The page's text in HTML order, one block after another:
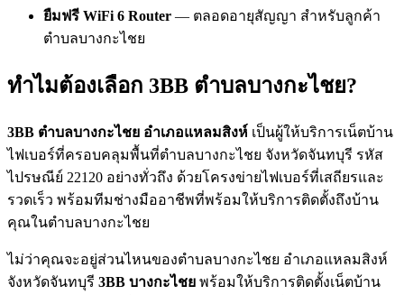
ยืมฟรี WiFi 6 Router — ตลอดอายุสัญญา สำหรับลูกค้า
ตำบลบางกะไชย
ทำไมต้องเลือก 3BB ตำบลบางกะไชย?
3BB ตำบลบางกะไชย อำเภอแหลมสิงห์ เป็นผู้ให้บริการเน็ตบ้าน
ไฟเบอร์ที่ครอบคลุมพื้นที่ตำบลบางกะไชย จังหวัดจันทบุรี รหัส
ไปรษณีย์ 22120 อย่างทั่วถึง ด้วยโครงข่ายไฟเบอร์ที่เสถียรและ
รวดเร็ว พร้อมทีมช่างมืออาชีพที่พร้อมให้บริการติดตั้งถึงบ้าน
คุณในตำบลบางกะไชย
ไม่ว่าคุณจะอยู่ส่วนไหนของตำบลบางกะไชย อำเภอแหลมสิงห์
จังหวัดจันทบุรี 3BB บางกะไชย พร้อมให้บริการติดตั้งเน็ตบ้าน